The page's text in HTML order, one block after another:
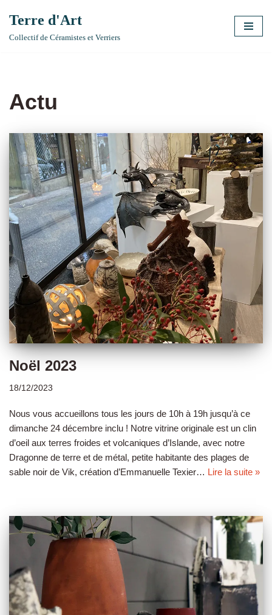
Aller
Terre d'Art
Collectif de Céramistes et Verriers
Actu
Noël 2023
18/12/2023
Nous vous accueillons tous les jours de 10h à 19h jusqu’à ce
dimanche 24 décembre inclu ! Notre vitrine originale est un clin
d’oeil aux terres froides et volcaniques d’Islande, avec notre
Dragonne de terre et de métal, petite habitante des plages de
sable noir de Vik, création d’Emmanuelle Texier… Lire la suite »